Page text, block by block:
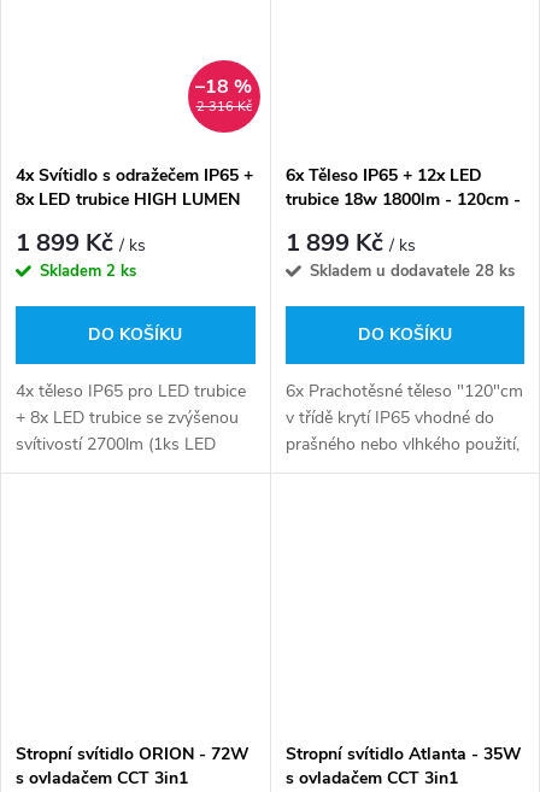
2 316 Kč
–18 %
4x Svítidlo s odražečem IP65 +
8x LED trubice HIGH LUMEN
1 899 Kč/ ks
Skladem 2 ks
DO KOŠÍKU
4x těleso IP65 pro LED trubice
+ 8x LED trubice se zvýšenou
svítivostí 2700lm (1ks LED
trubice)
6x Těleso IP65 + 12x LED
trubice 18w 1800lm - 120cm -
1 899 Kč/ ks
Skladem u dodavatele 28 ks
DO KOŠÍKU
6x Prachotěsné těleso "120"cm
v třídě krytí IP65 vhodné do
prašného nebo vlhkého použití,
v ceně setu 12x LED
Stropní svítidlo ORION - 72W
s ovladačem CCT 3in1
Stropní svítidlo Atlanta - 35W
s ovladačem CCT 3in1